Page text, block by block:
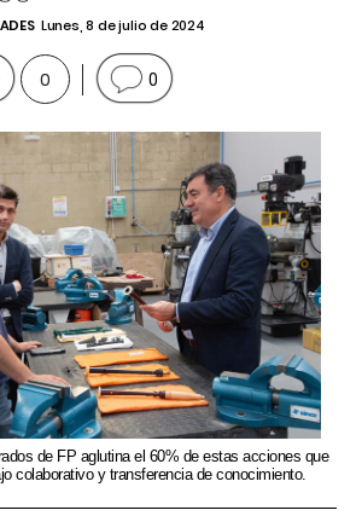
Lunes, 8 de julio de 2024
0 0
de FP aglutina el 60% de estas acciones que
colaborativo y transferencia de conocimiento.